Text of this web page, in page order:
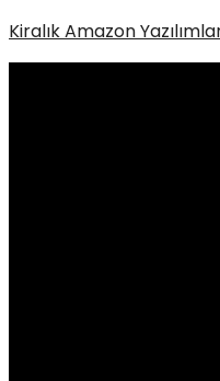
Kiralık Amazon